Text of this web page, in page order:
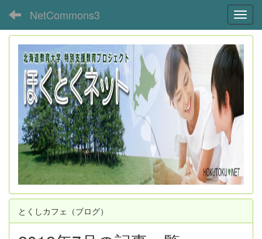
NetCommons3
とくしカフェ（ブログ）